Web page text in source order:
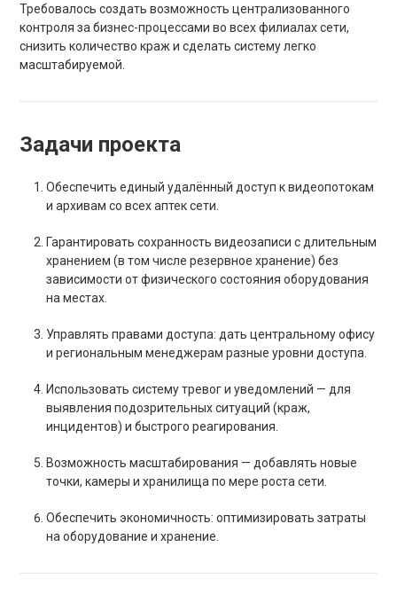
Требовалось создать возможность централизованного
контроля за бизнес-процессами во всех филиалах сети,
снизить количество краж и сделать систему легко
масштабируемой.
Задачи проекта
Обеспечить единый удалённый доступ к видеопотокам
и архивам со всех аптек сети.
Гарантировать сохранность видеозаписи с длительным
хранением (в том числе резервное хранение) без
зависимости от физического состояния оборудования
на местах.
Управлять правами доступа: дать центральному офису
и региональным менеджерам разные уровни доступа.
Использовать систему тревог и уведомлений — для
выявления подозрительных ситуаций (краж,
инцидентов) и быстрого реагирования.
Возможность масштабирования — добавлять новые
точки, камеры и хранилища по мере роста сети.
Обеспечить экономичность: оптимизировать затраты
на оборудование и хранение.